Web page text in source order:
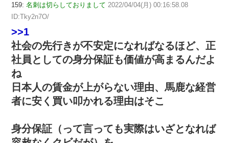
159: 名刺は切らしておりまして 2022/04/04(月) 00:16:58.08
ID:Tky2n7O/
>>1
社会の先行きが不安定になればなるほど、正
社員としての身分保証も価値が高まるんだよ
ね
日本人の賃金が上がらない理由、馬鹿な経営
者に安く買い叩かれる理由はそこ
身分保証（って言っても実際はいざとなれば